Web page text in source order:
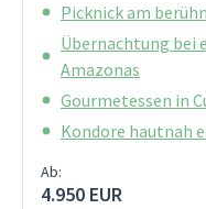
Picknick am
Übernachtung bei
Amazonas
Gourmetessen in
Kondore hautnah
Ab:
4.950 EUR